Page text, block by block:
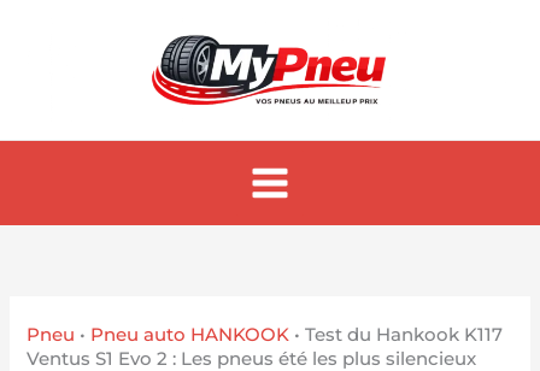
Pneu • Pneu auto HANKOOK •Test du Hankook K117
Ventus S1 Evo 2 : Les pneus été les plus silencieux